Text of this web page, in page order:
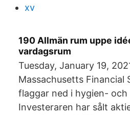
xv
190 Allmän rum uppe
vardagsrum
Tuesday, January 19,
Massachusetts Financial
flaggar ned i hygien- och
Investeraren har sålt